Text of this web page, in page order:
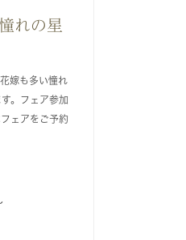
れの星
嫁も多い憧れ
。フェア参加
ェアをご予約